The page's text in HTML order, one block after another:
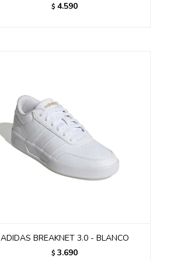
$ 4.590
ADIDAS BREAKNET 3.0 - BLANCO
$ 3.690